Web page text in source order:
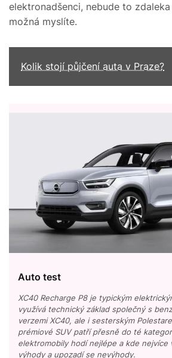
elektronadšenci, nebude to
možná myslíte.
Kolik stojí půjčení auta v Praze?
Auto test
XC40 Recharge P8 je typickým
využívá technický základ společný s
verzemi XC40, ale i sesterským
prémiové SUV patří přesně do té
elektromobily hodí nejlépe a kde nejvíce
výhody a upozadí se nevýhody.